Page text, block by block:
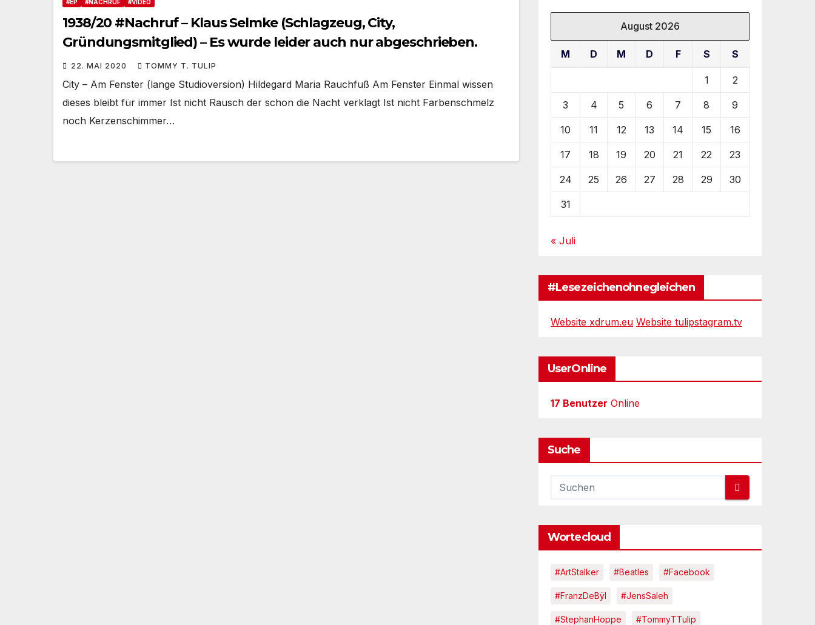
#EP #NACHRUF #VIDEO
1938/20 #Nachruf – Klaus Selmke (Schlagzeug, City,
Gründungsmitglied) – Es wurde leider auch nur abgeschrieben.
22. MAI 2020 TOMMY T. TULIP
City – Am Fenster (lange Studioversion) Hildegard Maria Rauchfuß Am Fenster Einmal wissen
dieses bleibt für immer Ist nicht Rausch der schon die Nacht verklagt Ist nicht Farbenschmelz
noch Kerzenschimmer…
August 2026
M D M D F S S
1 2
3 4 5 6 7 8 9
10 11 12 13 14 15 16
17 18 19 20 21 22 23
24 25 26 27 28 29 30
31
« Juli
#Lesezeichenohnegleichen
Website xdrum.eu Website tulipstagram.tv
UserOnline
17 Benutzer Online
Suche
Wortecloud
#ArtStalker #Beatles #Facebook
#FranzDeBÿl #JensSaleh
#StephanHoppe #TommyTTulip